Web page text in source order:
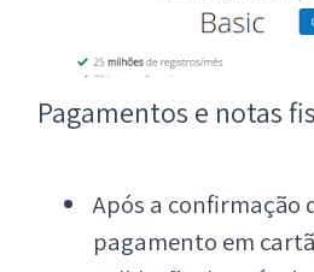
Pagamentos e notas
Após a confirmação
pagamento em